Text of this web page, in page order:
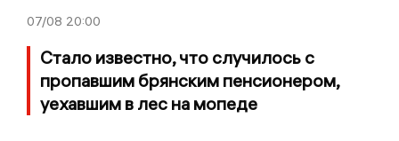
07/08 20:00
Стало известно, что случилось с
пропавшим брянским пенсионером,
уехавшим в лес на мопеде